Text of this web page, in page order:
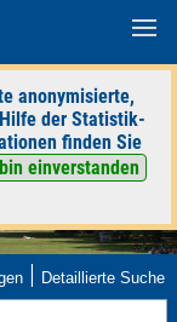
anonymisierte,
der Statistik-
finden Sie
einverstanden
| Detaillierte Suche